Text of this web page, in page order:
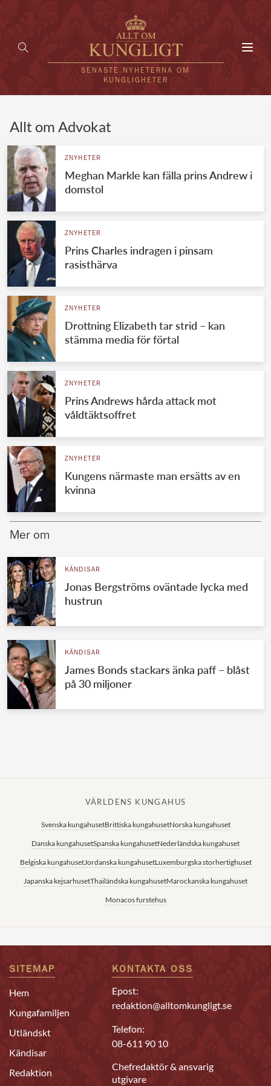
SENASTE NYHETERNA OM
KUNGLIGHETER
UTLÄNDSKT
VÄRLDENS KUNGAHUS
Svenska kungahuset
Brittiska kungahuset
Danska kungahuset
Spanska kungahuset
Jordanska kungahuset
Luxemburgska storhertighuset
Japanska kejsarhuset
Thailändska kungahuset
Marockanska kungahuset
REDAKTION
Allt om Advokat
ZNYHETER
Meghan Markle kan fälla prins Andrew i
domstol
ZNYHETER
Prins Charles indragen i pinsam
rasisthärva
ZNYHETER
Drottning Elizabeth tar strid – kan
stämma media för förtal
ZNYHETER
Prins Andrews hårda attack mot
våldtäktsoffret
ZNYHETER
Kungens närmaste man ersätts av en
kvinna
Mer om
KÄNDISAR
Jonas Bergströms oväntade lycka med
hustrun
KÄNDISAR
James Bonds stackars änka paff – blåst
på 30 miljoner
VÄRLDENS KUNGAHUS
Svenska kungahusetBrittiska kungahusetNorska kungahuset
Danska kungahusetSpanska kungahusetNederländska kungahuset
Belgiska kungahusetJordanska kungahusetLuxemburgska storhertighuset
Japanska kejsarhusetThailändska kungahusetMarockanska kungahuset
Monacos furstehus
SITEMAP
Hem
Kungafamiljen
Utländskt
Kändisar
Redaktion
KONTAKTA OSS
Epost:
redaktion@alltomkungligt.se
Telefon:
08-611 90 10
Chefredaktör & ansvarig
utgivare